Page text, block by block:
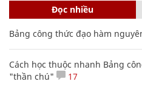
Đọc nhiều
Bảng công thức đạo hàm
Cách học thuộc nhanh Bảng
"thần chú"
17